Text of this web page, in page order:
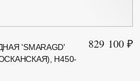
'SMARAGD'
H450-
829 100 ₽